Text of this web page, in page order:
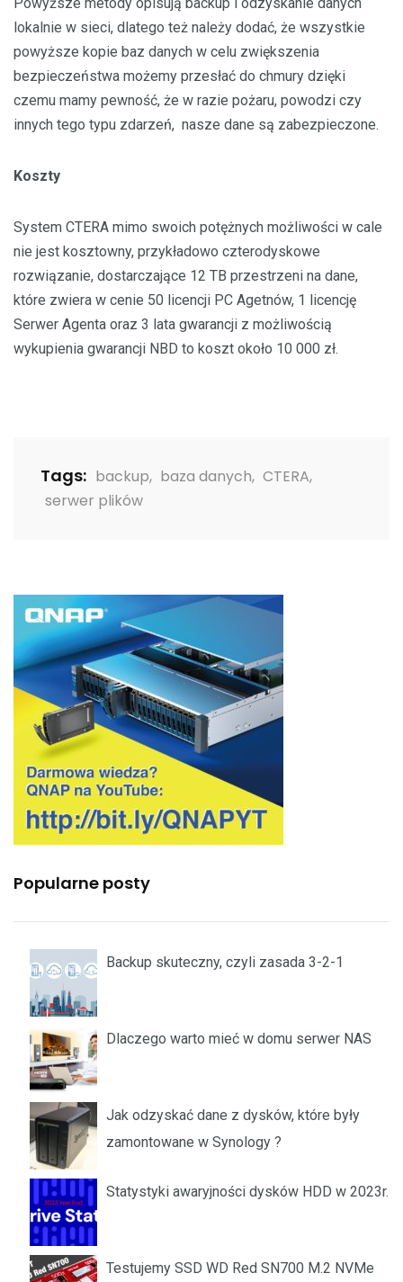
lokalnie w sieci, dlatego też należy dodać, że wszystkie
powyższe kopie baz danych w celu zwiększenia
bezpieczeństwa możemy przesłać do chmury dzięki
czemu mamy pewność, że w razie pożaru, powodzi czy
innych tego typu zdarzeń, nasze dane są zabezpieczone.
Koszty
System CTERA mimo swoich potężnych możliwości w cale
nie jest kosztowny, przykładowo czterodyskowe
rozwiązanie, dostarczające 12 TB przestrzeni na dane,
które zwiera w cenie 50 licencji PC Agetnów, 1 licencję
Serwer Agenta oraz 3 lata gwarancji z możliwością
wykupienia gwarancji NBD to koszt około 10 000 zł.
Tags: backup, baza danych, CTERA,
serwer plików
Popularne posty
Backup skuteczny, czyli zasada 3-2-1
Dlaczego warto mieć w domu serwer NAS
Jak odzyskać dane z dysków, które były
zamontowane w Synology ?
Statystyki awaryjności dysków HDD w 2023r.
Testujemy SSD WD Red SN700 M.2 NVMe